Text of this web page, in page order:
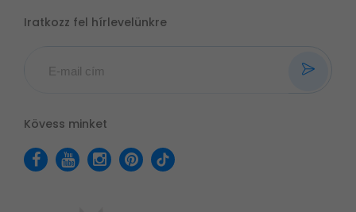
Iratkozz fel hírlevelünkre
Kövess minket